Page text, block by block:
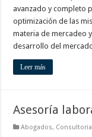
avanzado y completo
optimización de las
materia de mercadeo
desarrollo del
Leer más
Asesoría
Abogados,